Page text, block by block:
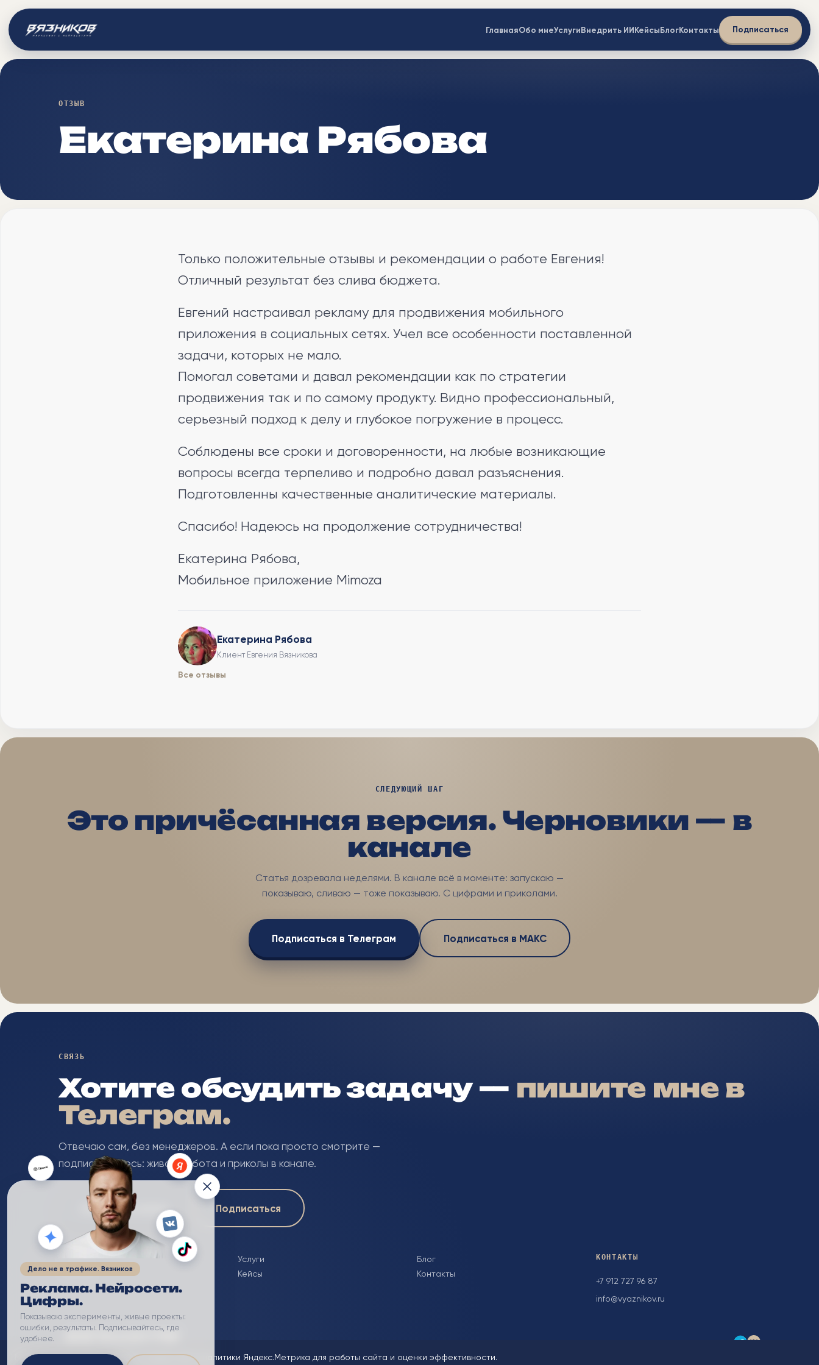
ГлавнаяОбо мнеУслугиВнедрить ИИКейсыБлогКонтакты Подписаться
ОТЗЫВ
Екатерина Рябова
Только положительные отзывы и рекомендации о работе Евгения!
Отличный результат без слива бюджета.
Евгений настраивал рекламу для продвижения мобильного
приложения в социальных сетях. Учел все особенности поставленной
задачи, которых не мало.
Помогал советами и давал рекомендации как по стратегии
продвижения так и по самому продукту. Видно профессиональный,
серьезный подход к делу и глубокое погружение в процесс.
Соблюдены все сроки и договоренности, на любые возникающие
вопросы всегда терпеливо и подробно давал разъяснения.
Подготовленны качественные аналитические материалы.
Спасибо! Надеюсь на продолжение сотрудничества!
Екатерина Рябова,
Мобильное приложение Mimoza
Екатерина Рябова
Клиент Евгения Вязникова
Все отзывы
СЛЕДУЮЩИЙ ШАГ
Это причёсанная версия. Черновики — в
канале
Статья дозревала неделями. В канале всё в моменте: запускаю —
показываю, сливаю — тоже показываю. С цифрами и приколами.
Подписаться в Телеграм Подписаться в МАКС
СВЯЗЬ
Хотите обсудить задачу — пишите мне в
Телеграм.
Отвечаю сам, без менеджеров. А если пока просто смотрите —
подписывайтесь: живая работа и приколы в канале.
Написать в личку Подписаться
Обо мне
Услуги
Кейсы
Блог
Контакты
КОНТАКТЫ
+7 912 727 96 87
info@vyaznikov.ru
Дело не в трафике. Вязников
Реклама. Нейросети.
Цифры.
Показываю эксперименты, живые проекты:
ошибки, результаты. Подписывайтесь, где
удобнее.
Мы используем файлы cookie и сервис веб-аналитики Яндекс.Метрика для работы сайта и оценки эффективности.